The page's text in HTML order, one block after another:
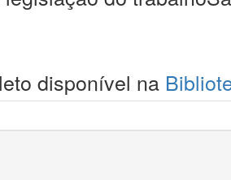
disponível na